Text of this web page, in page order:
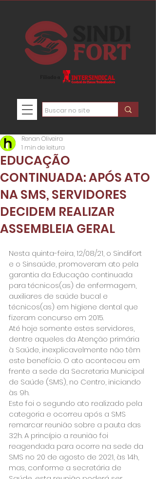
EDUCAÇÃO
CONTINUADA: APÓS ATO
NA SMS, SERVIDORES
DECIDEM REALIZAR
ASSEMBLEIA GERAL
Renan Oliveira
1 min de leitura
Nesta quinta-feira, 12/08/21, o Sindifort
e o Sinsaúde, promoveram ato pela
garantia da Educação continuada
para técnicos(as) de enfermagem,
auxiliares de saúde bucal e
técnicos(as) em higiene dental que
fizeram concurso em 2015.
Até hoje somente estes servidores,
dentre aqueles da Atenção primária
à Saúde, inexplicavelmente não têm
este benefício. O ato aconteceu em
frente a sede da Secretaria Municipal
de Saúde (SMS), no Centro, iniciando
às 9h.
Este foi o segundo ato realizado pela
categoria e ocorreu após a SMS
remarcar reunião sobre a pauta das
32h. A princípio a reunião foi
reagendada para ocorre na sede da
SMS no 20 de agosto de 2021, às 14h,
mas, conforme a secretária de